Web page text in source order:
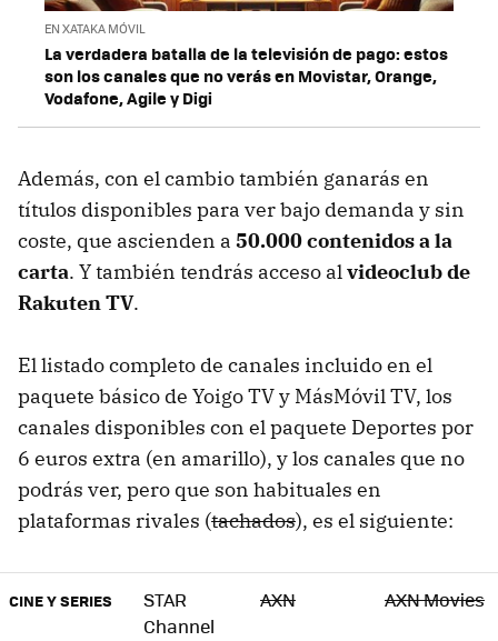
EN XATAKA MÓVIL
La verdadera batalla de la televisión de pago: estos
son los canales que no verás en Movistar, Orange,
Vodafone, Agile y Digi
Además, con el cambio también ganarás en
títulos disponibles para ver bajo demanda y sin
coste, que ascienden a 50.000 contenidos a la
carta. Y también tendrás acceso alvideoclub de
Rakuten TV.
El listado completo de canales incluido en el
paquete básico de Yoigo TV y MásMóvil TV, los
canales disponibles con el paquete Deportes por
6 euros extra (en amarillo), y los canales que no
podrás ver, pero que son habituales en
plataformas rivales (tachados), es el siguiente:
CINE Y SERIES
STAR
Channel
AXN AXN Movies